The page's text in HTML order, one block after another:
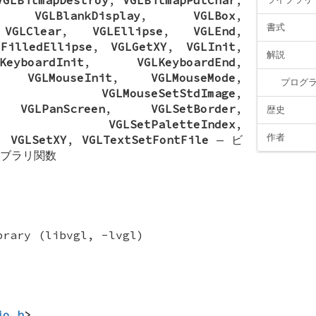
書式
解説
プログ
歴史
作者
VGLBlankDisplay, VGLBox ,
VGLClear, VGLEllipse ,VGLEnd ,
,VGLGetXY,VGLInit ,
, VGLKeyboardEnd ,
VGLMouseInit , VGLMouseMode ,
VGLMouseSetStdImage ,
VGLPanScreen, VGLSetBorder,
VGLSetPaletteIndex ,
VGLSetXY, VGLTextSetFontFile —
ビ
ラリ関数
(libvgl, -lvgl)